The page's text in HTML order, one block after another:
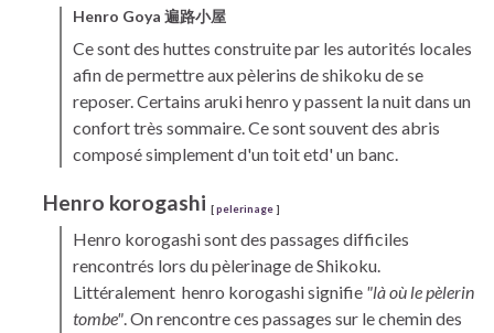
Henro Goya 遍路小屋
Ce sont des huttes construite par les autorités locales
afin de permettre aux pèlerins deshikokude se
reposer. Certains arukihenro y passent la nuit dans un
confort très sommaire. Ce sont souvent des abris
composé simplement d'un toit etd' un banc.
Henro korogashi [pelerinage]
Henro korogashisont des passages difficiles
rencontrés lors du pèlerinage deShikoku.
Littéralement henro korogashi signifie "là où le pèlerin
tombe" . On rencontre ces passages sur le chemin des